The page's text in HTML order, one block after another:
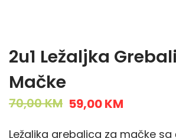
2u1 Ležaljka
Mačke
70,00KM O
59,00KM
Ležaljka grebalica za mačke